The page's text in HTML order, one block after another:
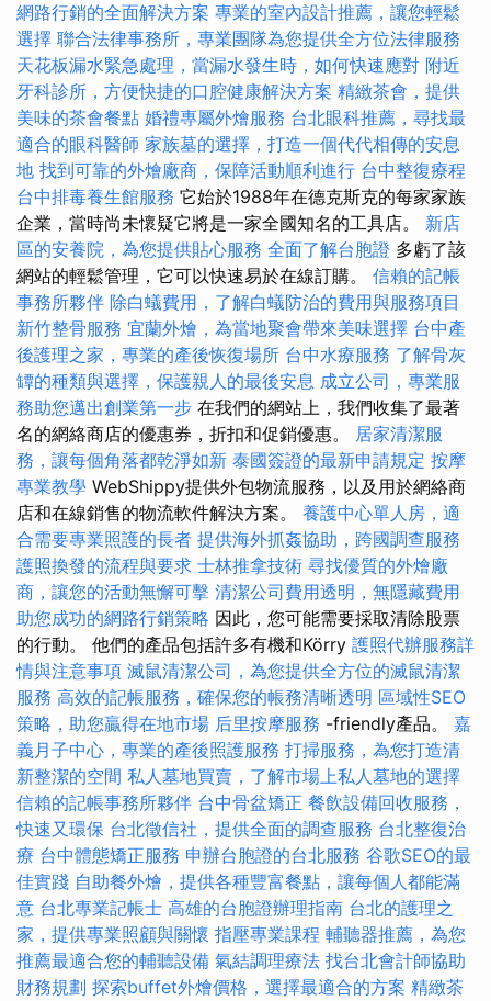
網路行銷的全面解決方案 專業的室內設計推薦，讓您輕鬆
選擇 聯合法律事務所，專業團隊為您提供全方位法律服務
天花板漏水緊急處理，當漏水發生時，如何快速應對 附近
牙科診所，方便快捷的口腔健康解決方案 精緻茶會，提供
美味的茶會餐點 婚禮專屬外燴服務 台北眼科推薦，尋找最
適合的眼科醫師 家族墓的選擇，打造一個代代相傳的安息
地 找到可靠的外燴廠商，保障活動順利進行 台中整復療程
台中排毒養生館服務 它始於1988年在德克斯克的每家家族
企業，當時尚未懷疑它將是一家全國知名的工具店。 新店
區的安養院，為您提供貼心服務 全面了解台胞證 多虧了該
網站的輕鬆管理，它可以快速易於在線訂購。 信賴的記帳
事務所夥伴 除白蟻費用，了解白蟻防治的費用與服務項目
新竹整骨服務 宜蘭外燴，為當地聚會帶來美味選擇 台中產
後護理之家，專業的產後恢復場所 台中水療服務 了解骨灰
罈的種類與選擇，保護親人的最後安息 成立公司，專業服
務助您邁出創業第一步 在我們的網站上，我們收集了最著
名的網絡商店的優惠券，折扣和促銷優惠。 居家清潔服
務，讓每個角落都乾淨如新 泰國簽證的最新申請規定 按摩
專業教學 WebShippy提供外包物流服務，以及用於網絡商
店和在線銷售的物流軟件解決方案。 養護中心單人房，適
合需要專業照護的長者 提供海外抓姦協助，跨國調查服務
護照換發的流程與要求 士林推拿技術 尋找優質的外燴廠
商，讓您的活動無懈可擊 清潔公司費用透明，無隱藏費用
助您成功的網路行銷策略 因此，您可能需要採取清除股票
的行動。 他們的產品包括許多有機和Körry 護照代辦服務詳
情與注意事項 滅鼠清潔公司，為您提供全方位的滅鼠清潔
服務 高效的記帳服務，確保您的帳務清晰透明 區域性SEO
策略，助您贏得在地市場 后里按摩服務 -friendly產品。 嘉
義月子中心，專業的產後照護服務 打掃服務，為您打造清
新整潔的空間 私人墓地買賣，了解市場上私人墓地的選擇
信賴的記帳事務所夥伴 台中骨盆矯正 餐飲設備回收服務，
快速又環保 台北徵信社，提供全面的調查服務 台北整復治
療 台中體態矯正服務 申辦台胞證的台北服務 谷歌SEO的最
佳實踐 自助餐外燴，提供各種豐富餐點，讓每個人都能滿
意 台北專業記帳士 高雄的台胞證辦理指南 台北的護理之
家，提供專業照顧與關懷 指壓專業課程 輔聽器推薦，為您
推薦最適合您的輔聽設備 氣結調理療法 找台北會計師協助
財務規劃 探索buffet外燴價格，選擇最適合的方案 精緻茶